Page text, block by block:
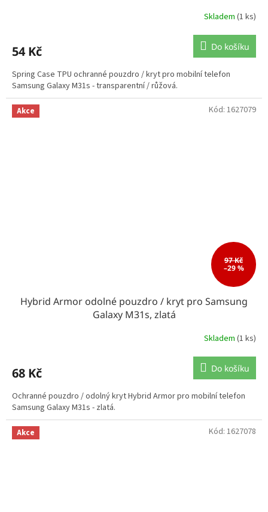
Skladem (1 ks)
54 Kč Do košíku
Spring Case TPU ochranné pouzdro / kryt pro mobilní telefon
Samsung Galaxy M31s - transparentní / růžová.
Akce
97 Kč
–29 %
Hybrid Armor odolné pouzdro / kryt pro Samsung
Galaxy M31s, zlatá
Skladem (1 ks)
68 Kč Do košíku
Ochranné pouzdro / odolný kryt Hybrid Armor pro mobilní telefon
Samsung Galaxy M31s - zlatá.
Kód: 1627079
Akce Kód: 1627078